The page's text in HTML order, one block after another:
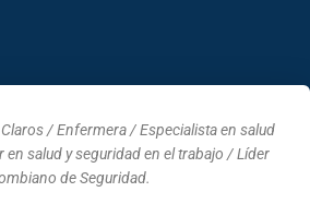
/ Enfermera / Especialista en salud
salud y seguridad en el trabajo / Líder
de Seguridad.